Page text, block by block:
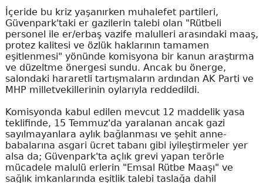
İçeride bu kriz yaşanırken muhalefet partileri,
Güvenpark'taki er gazilerin talebi olan "Rütbeli
personel ile er/erbaş vazife malulleri arasındaki maaş,
protez kalitesi ve özlük haklarının tamamen
eşitlenmesi" yönünde komisyona bir kanun araştırma
ve düzeltme önergesi sundu. Ancak bu önerge,
salondaki hararetli tartışmaların ardından AK Parti ve
MHP milletvekillerinin oylarıyla reddedildi.
Komisyonda kabul edilen mevcut 12 maddelik yasa
teklifinde, 15 Temmuz'da yaralanan ancak gazi
sayılmayanlara aylık bağlanması ve şehit anne-
babalarına asgari ücret tabanı gibi iyileştirmeler yer
alsa da; Güvenpark'ta açlık grevi yapan terörle
mücadele malulü erlerin "Emsal Rütbe Maaşı" ve
sağlık imkanlarında eşitlik talebi taslağa dahil